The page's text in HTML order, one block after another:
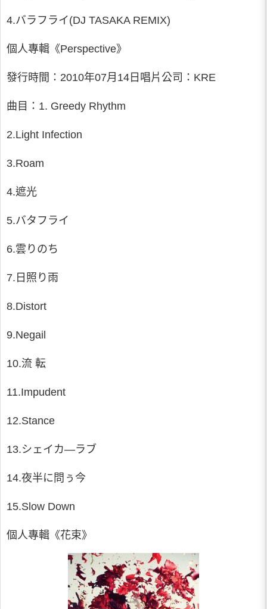
4.バラフライ(DJ TASAKA REMIX)
個人專輯《Perspective》
發行時間：2010年07月14日唱片公司：KRE
曲目：1. Greedy Rhythm
2.Light Infection
3.Roam
4.遮光
5.バタフライ
6.雲りのち
7.日照り雨
8.Distort
9.Negail
10.流 転
11.Impudent
12.Stance
13.シェイカ—ラブ
14.夜半に問ぅ今
15.Slow Down
個人專輯《花束》